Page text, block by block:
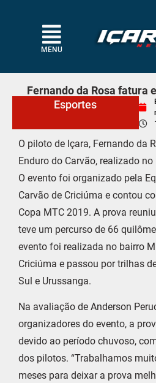
MENU
Fernando da Rosa fatura
Esportes
O piloto de Içara, Fernando da
Enduro do Carvão, realizado
O evento foi organizado pela
Carvão de Criciúma e contou
Copa MTC 2019. A prova
teve um percurso de 66
evento foi realizada no bairro
Criciúma e passou por trilhas
Sul e Urussanga.
Na avaliação de Anderson
organizadores do evento, a
devido ao período chuvoso,
dos pilotos. “Trabalhamos
meses para deixar a prova